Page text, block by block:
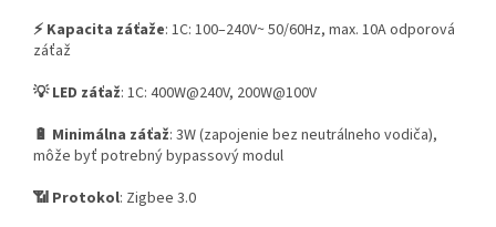
⚡ Kapacita záťaže: 1C: 100–240V~ 50/60Hz, max. 10A odporová
záťaž
💡 LED záťaž: 1C: 400W@240V, 200W@100V
🔋 Minimálna záťaž: 3W (zapojenie bez neutrálneho vodiča),
môže byť potrebnýbypassový modul
📶 Protokol: Zigbee 3.0